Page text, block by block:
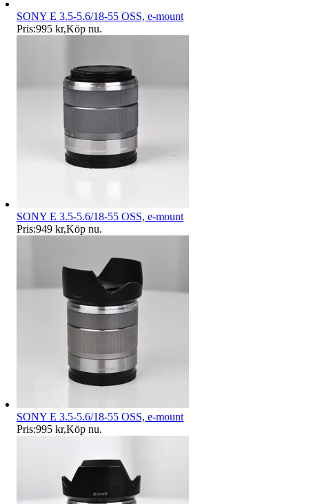
SONY E 3.5-5.6/18-55 OSS, e-mount
Pris:995 kr,Köp nu.
SONY E 3.5-5.6/18-55 OSS, e-mount
Pris:949 kr,Köp nu.
SONY E 3.5-5.6/18-55 OSS, e-mount
Pris:995 kr,Köp nu.